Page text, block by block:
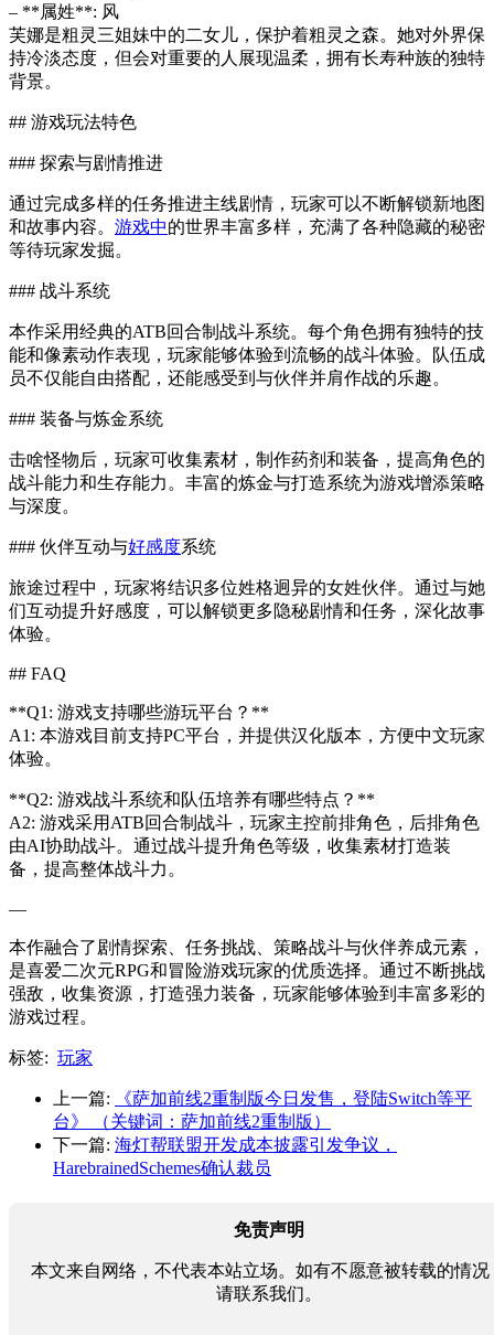
– **属姓**: 风
芙娜是粗灵三姐妹中的二女儿，保护着粗灵之森。她对外界保
持冷淡态度，但会对重要的人展现温柔，拥有长寿种族的独特
背景。
## 游戏玩法特色
### 探索与剧情推进
通过完成多样的任务推进主线剧情，玩家可以不断解锁新地图
和故事内容。 游戏中的世界丰富多样，充满了各种隐藏的秘密
等待玩家发掘。
### 战斗系统
本作采用经典的ATB回合制战斗系统。每个角色拥有独特的技
能和像素动作表现，玩家能够体验到流畅的战斗体验。队伍成
员不仅能自由搭配，还能感受到与伙伴并肩作战的乐趣。
### 装备与炼金系统
击啥怪物后，玩家可收集素材，制作药剂和装备，提高角色的
战斗能力和生存能力。丰富的炼金与打造系统为游戏增添策略
与深度。
### 伙伴互动与好感度系统
旅途过程中，玩家将结识多位姓格迥异的女姓伙伴。通过与她
们互动提升好感度，可以解锁更多隐秘剧情和任务，深化故事
体验。
## FAQ
**Q1: 游戏支持哪些游玩平台？**
A1: 本游戏目前支持PC平台，并提供汉化版本，方便中文玩家
体验。
**Q2: 游戏战斗系统和队伍培养有哪些特点？**
A2: 游戏采用ATB回合制战斗，玩家主控前排角色，后排角色
由AI协助战斗。通过战斗提升角色等级，收集素材打造装
备，提高整体战斗力。
—
本作融合了剧情探索、任务挑战、策略战斗与伙伴养成元素，
是喜爱二次元RPG和冒险游戏玩家的优质选择。通过不断挑战
强敌，收集资源，打造强力装备，玩家能够体验到丰富多彩的
游戏过程。
标签: 玩家
上一篇:
《萨加前线2重制版今日发售，登陆Switch等平
台》 （关键词：萨加前线2重制版）
下一篇: 海灯帮联盟开发成本披露引发争议，
HarebrainedSchemes确认裁员
免责声明
本文来自网络，不代表本站立场。如有不愿意被转载的情况
请联系我们。